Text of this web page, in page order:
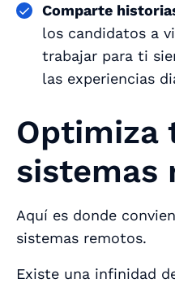
Comparte
los candidatos a
trabajar para ti
las experiencias
Optimiza
sistemas
Aquí es donde
sistemas remotos.
Existe una infinidad